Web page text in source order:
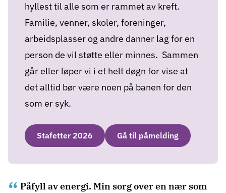
hyllest til alle som er rammet av kreft.
Familie, venner, skoler, foreninger,
arbeidsplasser og andre danner lag for en
person de vil støtte eller minnes. Sammen
går eller løper vi i et helt døgn for vise at
det alltid bør være noen på banen for den
som er syk.
Stafetter 2026 Gå til påmelding
Påfyll av energi. Min sorg over en nær som